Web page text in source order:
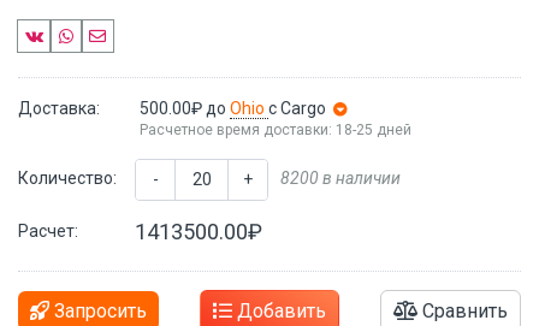
Доставка: 500.00₽ до Ohio с Cargo
Расчетное время доставки: 18-25 дней
Количество: - + 8200 в наличии
Расчет: 1413500.00₽
Запросить Добавить Сравнить